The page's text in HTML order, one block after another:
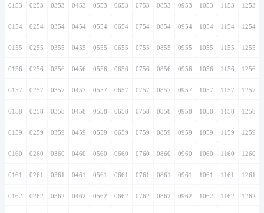
0153 0253 0353 0453 0553 0653 0753 0853 0953 1053 1153 1253
0154 0254 0354 0454 0554 0654 0754 0854 0954 1054 1154 1254
0155 0255 0355 0455 0555 0655 0755 0855 0955 1055 1155 1255
0156 0256 0356 0456 0556 0656 0756 0856 0956 1056 1156 1256
0157 0257 0357 0457 0557 0657 0757 0857 0957 1057 1157 1257
0158 0258 0358 0458 0558 0658 0758 0858 0958 1058 1158 1258
0159 0259 0359 0459 0559 0659 0759 0859 0959 1059 1159 1259
0160 0260 0360 0460 0560 0660 0760 0860 0960 1060 1160 1260
0161 0261 0361 0461 0561 0661 0761 0861 0961 1061 1161 1261
0162 0262 0362 0462 0562 0662 0762 0862 0962 1062 1162 1262